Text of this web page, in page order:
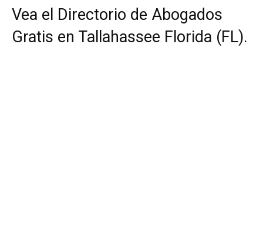
Vea el Directorio de Abogados
Gratis en Tallahassee Florida (FL).